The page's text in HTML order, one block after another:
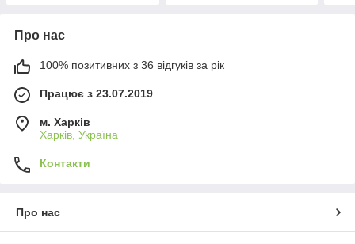
Про нас
100% позитивних з 36 відгуків за рік
Працює з 23.07.2019
м. Харків
Харків, Україна
Контакти
Про нас